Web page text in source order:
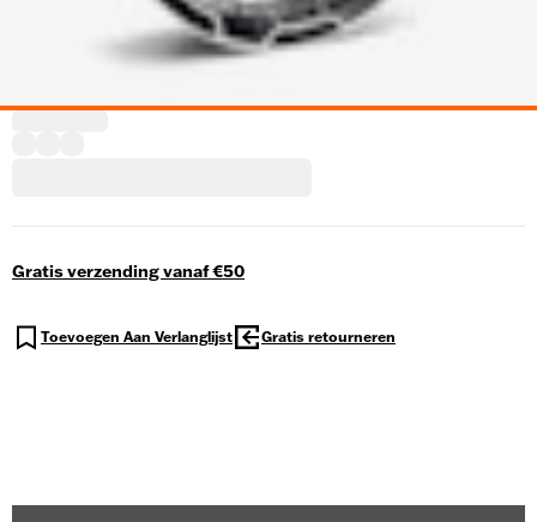
Gratis verzending vanaf €50
Toevoegen Aan Verlanglijst Gratis retourneren